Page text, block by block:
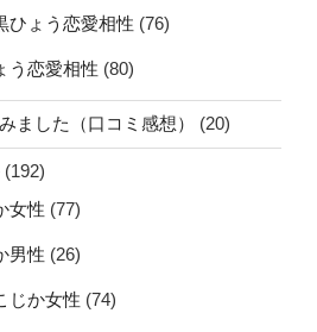
ひょう恋愛相性 (76)
う恋愛相性 (80)
ました（口コミ感想） (20)
(192)
女性 (77)
男性 (26)
じか女性 (74)